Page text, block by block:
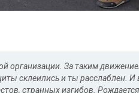
организации. За таким
склеились и ты расслаблен. И
странных изгибов.